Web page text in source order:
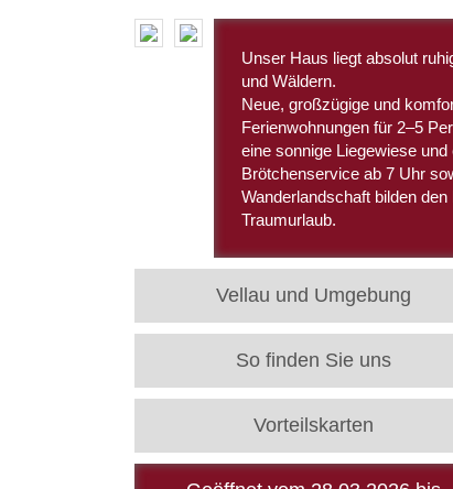
Unser Haus liegt absolut
und Wäldern.
Neue, großzügige und
Ferienwohnungen für 2–5
eine sonnige Liegewiese
Brötchenservice ab 7 Uhr
Wanderlandschaft bilden
Traumurlaub.
Vellau und Umgebung
So finden Sie uns
Vorteilskarten